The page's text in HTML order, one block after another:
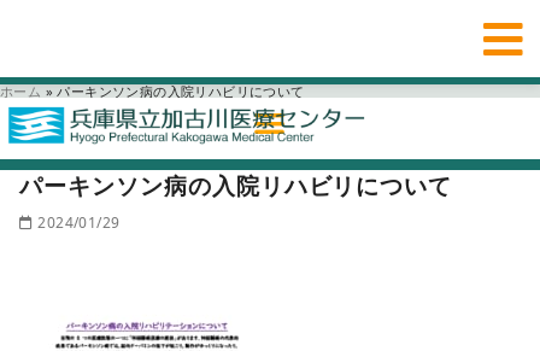
ホーム » パーキンソン病の入院リハビリについて
パーキンソン病の入院リハビリについて
2024/01/29